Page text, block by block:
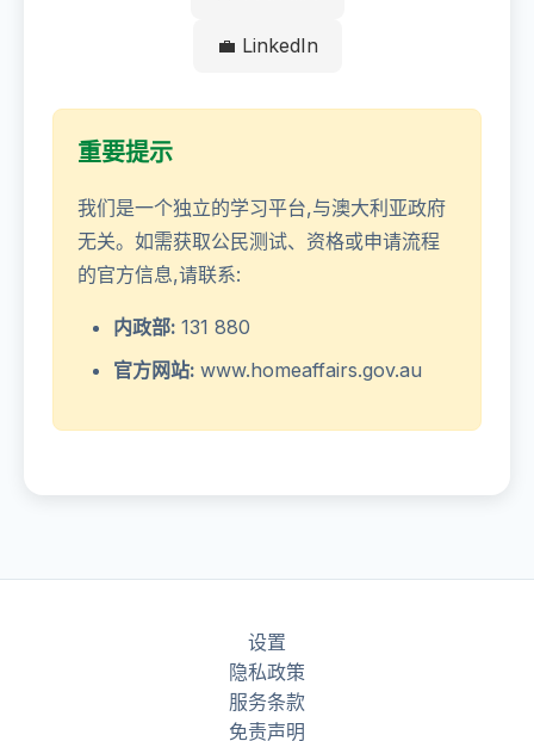
💼 LinkedIn
重要提示
我们是一个独立的学习平台,与澳大利亚政府
无关。如需获取公民测试、资格或申请流程
的官方信息,请联系:
内政部: 131 880
官方网站: www.homeaffairs.gov.au
设置
隐私政策
服务条款
免责声明